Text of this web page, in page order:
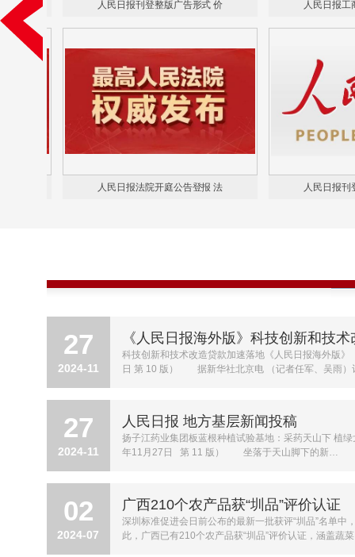
人民日报刊登整版广告形式 价 人民日报工商硬广广告
人民日报法院开庭公告登报 法 人民日报刊登送达公告
27
2024-11
《人民日报海外版》科技创新和技
科技创新和技术改造贷款加速落地《人民日报海外版
日 第 10 版） 据新华社北京电 （记者任军、吴雨）
27
2024-11
人民日报 地方基层新闻投稿
扬子江药业集团板蓝根种植试验基地：采药天山下 植
年11月27日 第 11 版） 坐落于天山脚下的新…
02
2024-07
广西210个农产品获“圳品”评价认证
深圳标准促进会日前公布的最新一批获评“圳品”名单中
此，广西已有210个农产品获“圳品”评价认证，涵盖蔬